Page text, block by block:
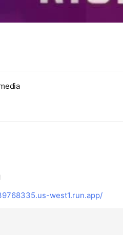
west1.run.app/